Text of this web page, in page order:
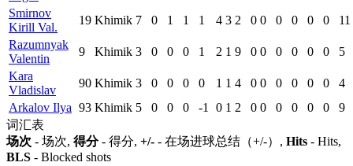
Smirnov
Kirill Val.
19 Khimik 7 0 1 1 1 4 3 2 0 0 0 0 0 0
11
Razumnyak
Valentin
9 Khimik 3 0 0 0 1 2 1 9 0 0 0 0 0 0
5
Kara
Vladislav
90 Khimik 3 0 0 0 0 1 1 4 0 0 0 0 0 0
4
Arkalov Ilya 93 Khimik 5 0 0 0 -1 0 1 2 0 0 0 0 0 0
9
词汇表
场次 - 场次, 得分- 得分, +/- - 在场进球总结（+/-）, Hits - Hits,
BLS - Blocked shots